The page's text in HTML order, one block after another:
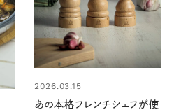
2026.03.15
あの本格フレンチシェフが使